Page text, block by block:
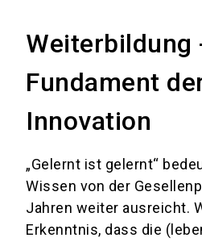
Weiterbildung
Fundament
Innovation
„Gelernt ist gelernt“
Wissen von der
Jahren weiter ausreicht.
Erkenntnis, dass die